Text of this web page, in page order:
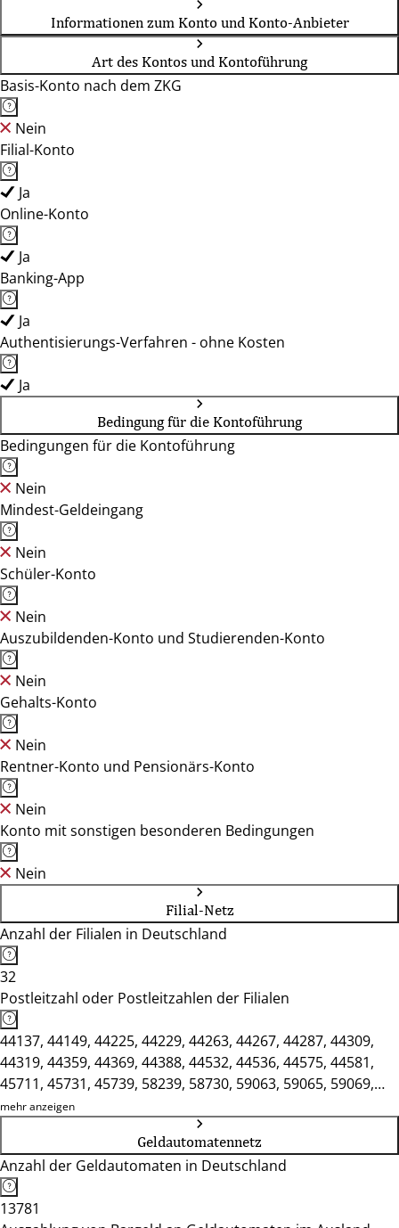
Informationen zum Konto und Konto-Anbieter
Art des Kontos und Kontoführung
Basis-Konto nach dem ZKG
Nein
Filial-Konto
Ja
Online-Konto
Ja
Banking-App
Ja
Authentisierungs-Verfahren - ohne Kosten
Ja
Bedingung für die Kontoführung
Bedingungen für die Kontoführung
Nein
Mindest-Geldeingang
Nein
Schüler-Konto
Nein
Auszubildenden-Konto und Studierenden-Konto
Nein
Gehalts-Konto
Nein
Rentner-Konto und Pensionärs-Konto
Nein
Konto mit sonstigen besonderen Bedingungen
Nein
Filial-Netz
Anzahl der Filialen in Deutschland
32
Postleitzahl oder Postleitzahlen der Filialen
44137, 44149, 44225, 44229, 44263, 44267, 44287, 44309,
44319, 44359, 44369, 44388, 44532, 44536, 44575, 44581,
45711, 45731, 45739, 58239, 58730, 59063, 59065, 59069,
59071, 59073, 59075, 59077, 59174, 59368, 59423, 59439
mehr anzeigen
Geldautomatennetz
Anzahl der Geldautomaten in Deutschland
13781